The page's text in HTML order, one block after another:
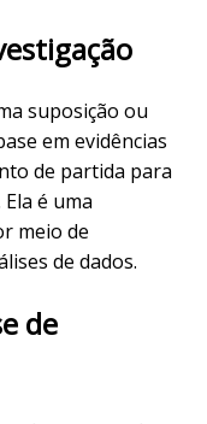
suposição ou
em evidências
de partida para
é uma
meio de
de dados.
de